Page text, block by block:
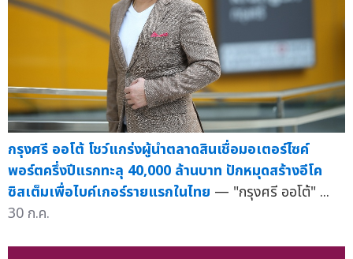
กรุงศรี ออโต้ โชว์แกร่งผู้นำตลาดสินเชื่อมอเตอร์ไซค์
พอร์ตครึ่งปีแรกทะลุ 40,000 ล้านบาท ปักหมุดสร้างอีโค
ซิสเต็มเพื่อไบค์เกอร์รายแรกในไทย — "กรุงศรี ออโต้" ...
30 ก.ค.